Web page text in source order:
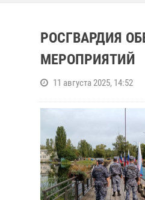
РОСГВАРДИЯ
МЕРОПРИЯТИЙ
11 августа 2025, 14:52